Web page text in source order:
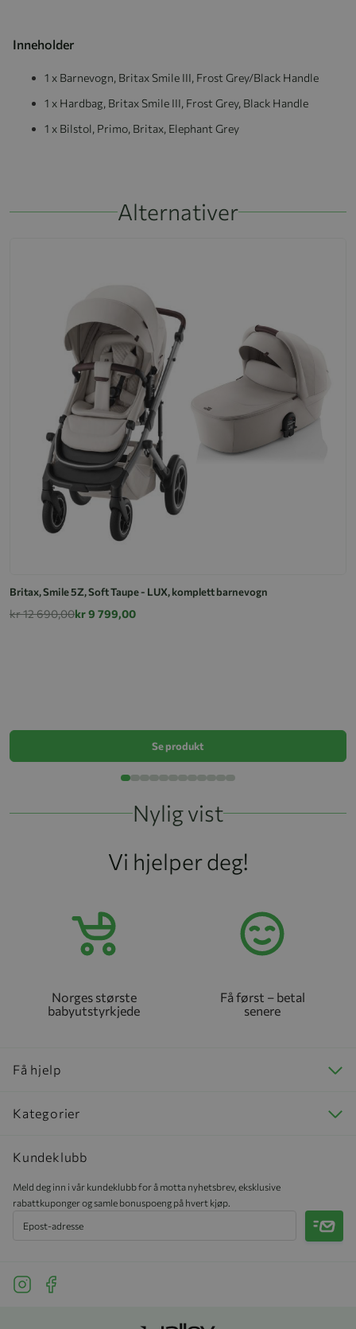
Inneholder
1 x Barnevogn, Britax Smile III, Frost Grey/Black Handle
1 x Hardbag, Britax Smile III, Frost Grey, Black Handle
1 x Bilstol, Primo, Britax, Elephant Grey
Alternativer
Britax, Smile 5Z, Soft Taupe - LUX, komplett barnevogn
kr 12 690,00kr 9 799,00
Se produkt
Nylig vist
Vi hjelper deg!
Norges største
babyutstyrkjede
Få først – betal
senere
Få hjelp
Kategorier
Kundeklubb
Meld deg inn i vår kundeklubb for å motta nyhetsbrev, eksklusive
rabattkuponger og samle bonuspoeng på hvert kjøp.
Meld
See our Instagram
See our Facebook